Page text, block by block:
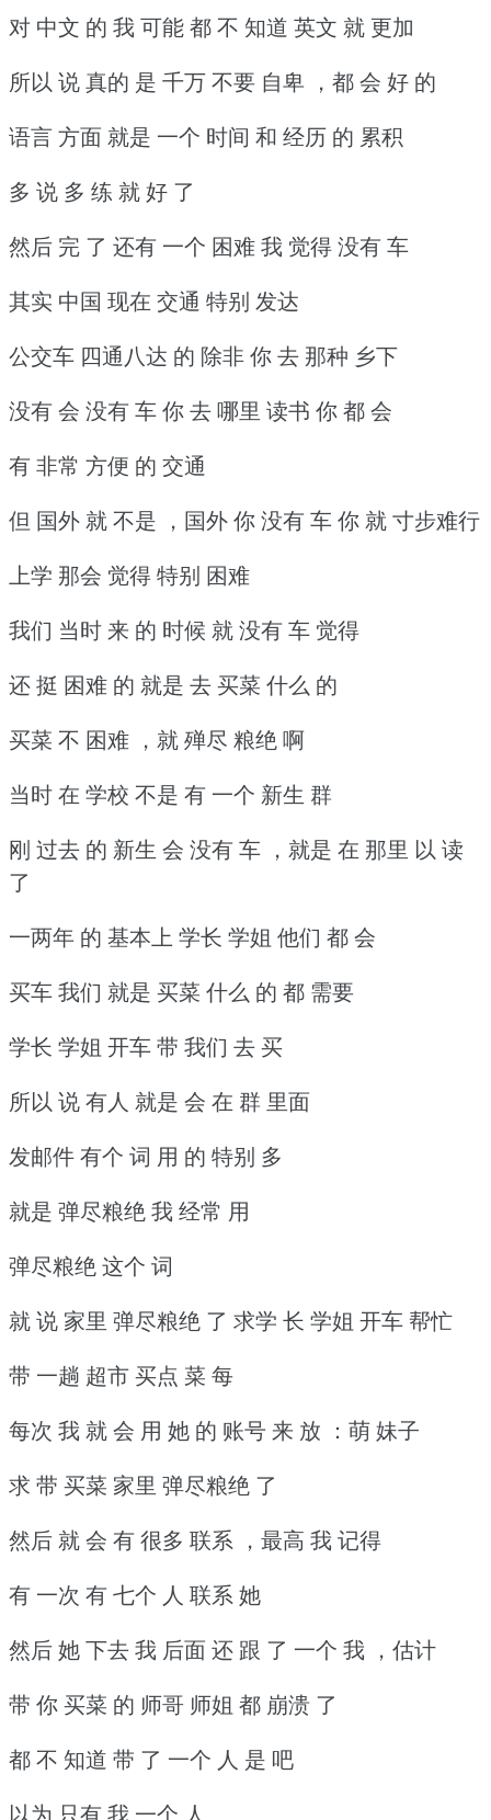
对 中文 的 我 可能 都 不 知道 英文 就 更加
所以 说 真的 是 千万 不要 自卑 ，都 会 好 的
语言 方面 就是 一个 时间 和 经历 的 累积
多 说 多 练 就 好 了
然后 完 了 还有 一个 困难 我 觉得 没有 车
其实 中国 现在 交通 特别 发达
公交车 四通八达 的 除非 你 去 那种 乡下
没有 会 没有 车 你 去 哪里 读书 你 都 会
有 非常 方便 的 交通
但 国外 就 不是 ，国外 你 没有 车 你 就 寸步难行
上学 那会 觉得 特别 困难
我们 当时 来 的 时候 就 没有 车 觉得
还 挺 困难 的 就是 去 买菜 什么 的
买菜 不 困难 ，就 殚尽 粮绝 啊
当时 在 学校 不是 有 一个 新生 群
刚 过去 的 新生 会 没有 车 ，就是 在 那里 以 读
了
一两年 的 基本上 学长 学姐 他们 都 会
买车 我们 就是 买菜 什么 的 都 需要
学长 学姐 开车 带 我们 去 买
所以 说 有人 就是 会 在 群 里面
发邮件 有个 词 用 的 特别 多
就是 弹尽粮绝 我 经常 用
弹尽粮绝 这个 词
就 说 家里 弹尽粮绝 了 求学 长 学姐 开车 帮忙
带 一趟 超市 买点 菜 每
每次 我 就 会 用 她 的 账号 来 放 ：萌 妹子
求 带 买菜 家里 弹尽粮绝 了
然后 就 会 有 很多 联系 ，最高 我 记得
有 一次 有 七个 人 联系 她
然后 她 下去 我 后面 还 跟 了 一个 我 ，估计
带 你 买菜 的 师哥 师姐 都 崩溃 了
都 不 知道 带 了 一个 人 是 吧
以为 只有 我 一个 人